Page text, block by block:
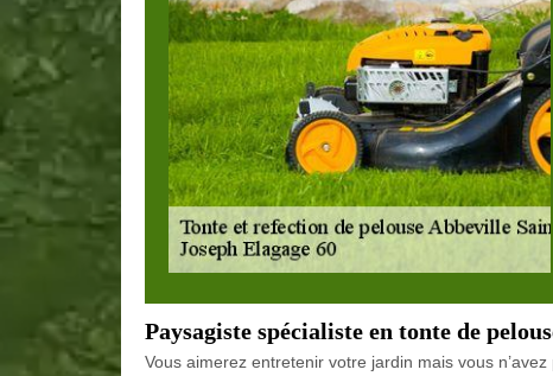
Paysagiste spécialiste en tonte de
Vous aimerez entretenir votre jardin mais vous